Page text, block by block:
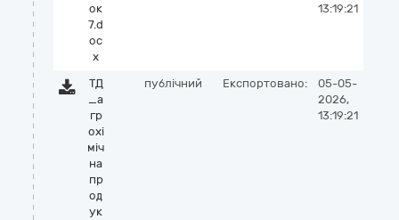
ок
7.d
oc
x
13:19:21
ТД
_а
гр
охі
міч
на
пр
од
ук
публічний Експортовано:
05-05-
2026,
13:19:21